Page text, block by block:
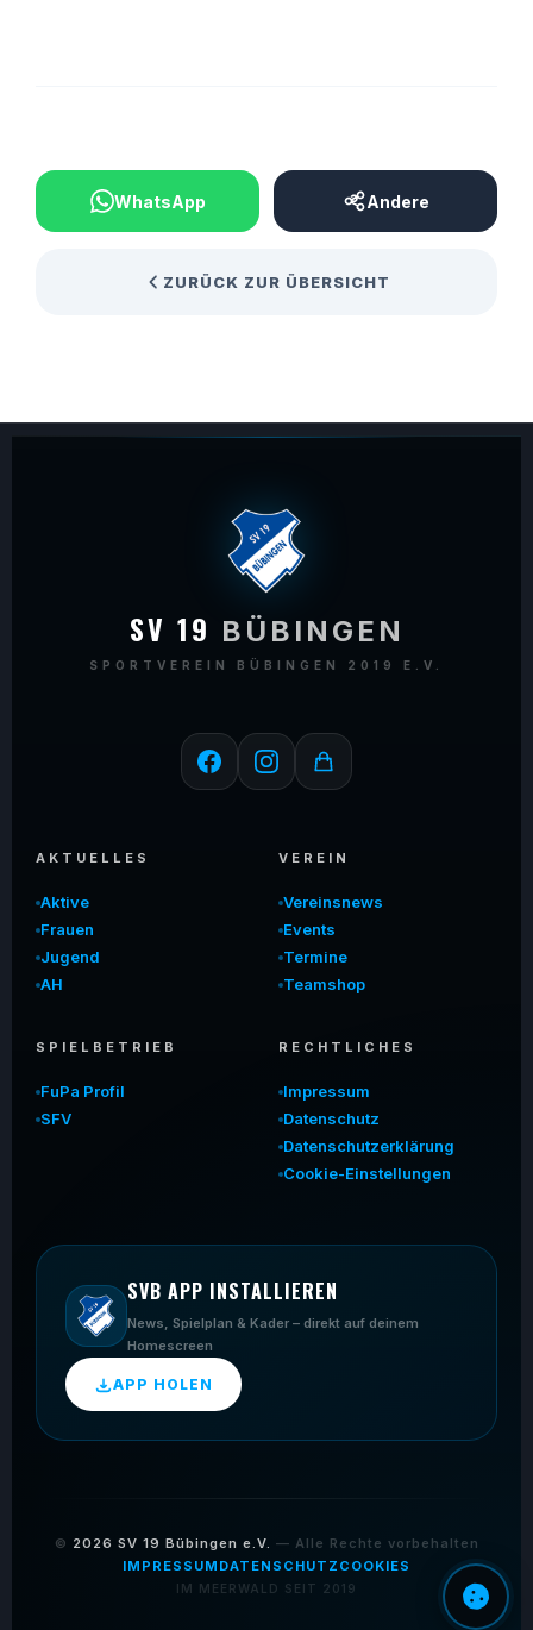
WhatsApp Andere
ZURÜCK ZUR ÜBERSICHT
SV 19 BÜBINGEN
SPORTVEREIN BÜBINGEN 2019 E.V.
AKTUELLES
Aktive
Frauen
Jugend
AH
VEREIN
Vereinsnews
Events
Termine
Teamshop
SPIELBETRIEB
FuPa Profil
SFV
RECHTLICHES
Impressum
Datenschutz
Datenschutzerklärung
Cookie-Einstellungen
SVB APP INSTALLIEREN
News, Spielplan & Kader – direkt auf deinem
Homescreen
APP HOLEN
© 2026 SV 19 Bübingen e.V. — Alle Rechte vorbehalten
IMPRESSUM DATENSCHUTZ COOKIES
IM MEERWALD SEIT 2019